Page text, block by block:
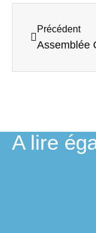
Précédent
A lire